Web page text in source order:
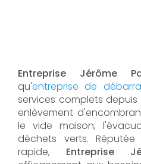
Entreprise Jérôme
qu'entreprise de
services complets
enlèvement
le vide maison,
déchets verts.
rapide, Entreprise